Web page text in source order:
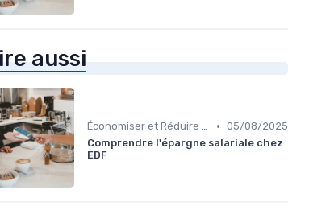
aussi
Économiser et Réduire les Dépenses • 05/08/2025
Comprendre l'épargne salariale chez
EDF